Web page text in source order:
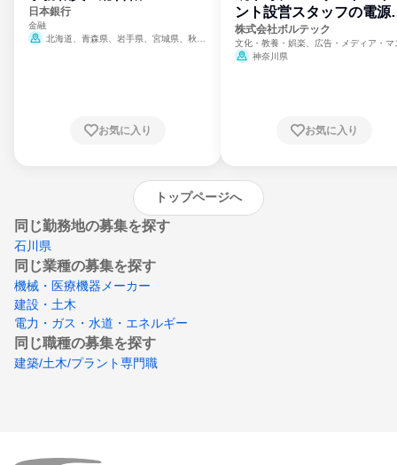
日本銀行
金融
北海道、青森県、岩手県、宮城県、秋田
崎県、熊本県、大分県、宮崎県、鹿児島県、
お気に入り
ント設営スタッフの電源
門
株式会社ボルテック
文化・教養・娯楽、広告・メディア・マ
ミ、電力・ガス・水道・エネルギー
神奈川県
お気に入り
トップページへ
同じ勤務地の募集を探す
石川県
同じ業種の募集を探す
機械・医療機器メーカー
建設・土木
電力・ガス・水道・エネルギー
同じ職種の募集を探す
建築/土木/プラント専門職